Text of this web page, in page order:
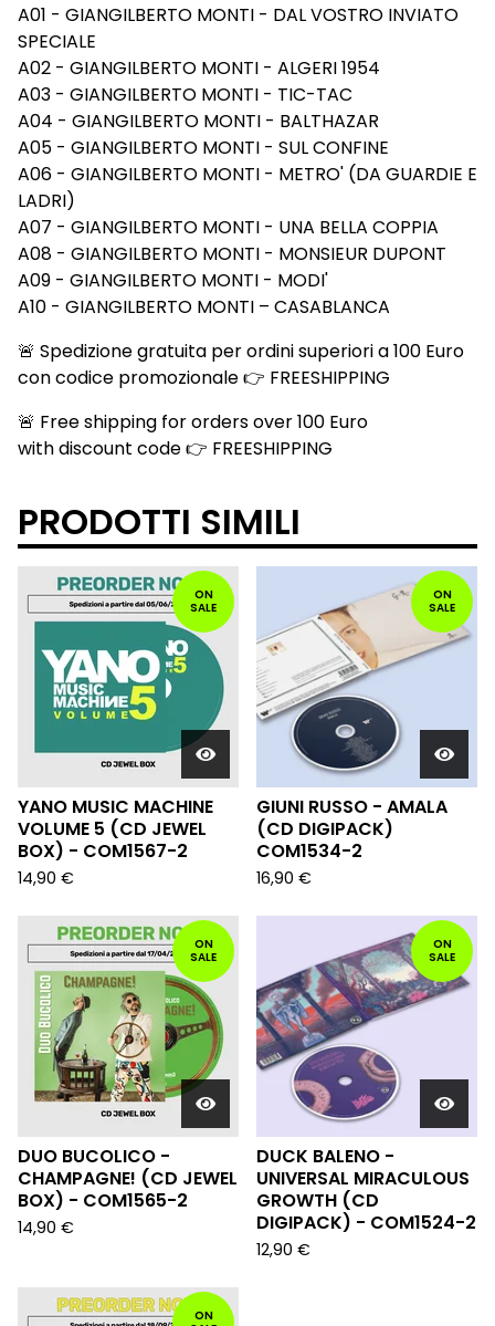
A01 - GIANGILBERTO MONTI - DAL VOSTRO INVIATO
SPECIALE
A02 - GIANGILBERTO MONTI - ALGERI 1954
A03 - GIANGILBERTO MONTI - TIC-TAC
A04 - GIANGILBERTO MONTI - BALTHAZAR
A05 - GIANGILBERTO MONTI - SUL CONFINE
A06 - GIANGILBERTO MONTI - METRO' (DA GUARDIE E
LADRI)
A07 - GIANGILBERTO MONTI - UNA BELLA COPPIA
A08 - GIANGILBERTO MONTI - MONSIEUR DUPONT
A09 - GIANGILBERTO MONTI - MODI'
A10 - GIANGILBERTO MONTI – CASABLANCA
🚨 Spedizione gratuita per ordini superiori a 100 Euro
con codice promozionale 👉 FREESHIPPING
🚨 Free shipping for orders over 100 Euro
with discount code 👉 FREESHIPPING
PRODOTTI SIMILI
ON
SALE
YANO MUSIC MACHINE
VOLUME 5 (CD JEWEL
BOX) - COM1567-2
14,90 €
ON
SALE
GIUNI RUSSO - AMALA
(CD DIGIPACK)
COM1534-2
16,90 €
ON
SALE
DUO BUCOLICO -
CHAMPAGNE! (CD JEWEL
BOX) - COM1565-2
14,90 €
ON
SALE
DUCK BALENO -
UNIVERSAL MIRACULOUS
GROWTH (CD
DIGIPACK) - COM1524-2
12,90 €
ON